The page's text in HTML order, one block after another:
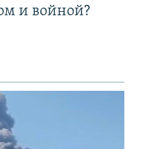
и войной?